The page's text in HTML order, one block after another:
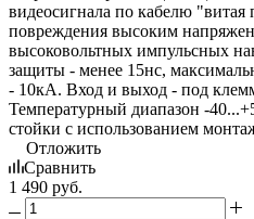
видеосигнала по кабелю
повреждения высоким
высоковольтных импульсных
защиты - менее 15нс,
- 10кА. Вход и выход - под
Температурный диапазон -
стойки с использованием
Отложить
Сравнить
1 490 руб.